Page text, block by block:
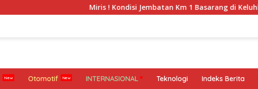
Miris ! Kondisi Jembatan Km 1 Basarang di Keluhkan Warga
Otomotif INTERNASIONAL Teknologi Indeks Berita